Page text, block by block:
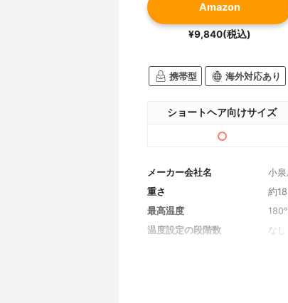
Amazon
¥9,840(税込)
携帯型 海外対応あり
ショートヘア向けサイズ
メーカー会社名
小
重さ
約
最高温度
温度設定の段階数
なし